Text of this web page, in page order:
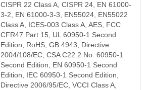
CISPR 22 Class A, CISPR 24, EN 61000-
3-2, EN 61000-3-3, EN55024, EN55022
Class A, ICES-003 Class A, AES, FCC
CFR47 Part 15, UL 60950-1 Second
Edition, RoHS, GB 4943, Directive
2004/108/EC, CSA C22.2 No. 60950-1
Second Edition, EN 60950-1 Second
Edition, IEC 60950-1 Second Edition,
Directive 2006/95/EC, VCCI Class A,